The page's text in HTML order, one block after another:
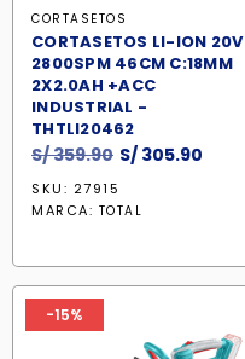
CORTASETOS
CORTASETOS LI-ION 20V
2800SPM 46CM C:18MM
2X2.0AH +ACC
INDUSTRIAL -
THTLI20462
S/359.90 El
original
S/ 305.90
SKU: 27915
MARCA: TOTAL
-15%